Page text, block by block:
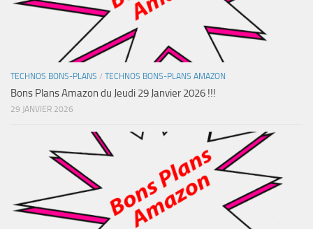
TECHNOS BONS-PLANS / TECHNOS BONS-PLANS AMAZON
Bons Plans Amazon du Jeudi 29 Janvier 2026 !!!
29 JANVIER 2026